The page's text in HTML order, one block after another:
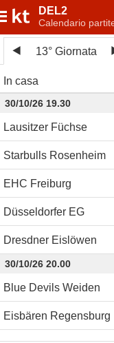
DEL2
Calendario
13° Giornata
In casa
30/10/26 19.30
Lausitzer Füchse
Starbulls Rosenheim
EHC Freiburg
Düsseldorfer EG
Dresdner Eislöwen
30/10/26 20.00
Blue Devils Weiden
Eisbären Regensburg